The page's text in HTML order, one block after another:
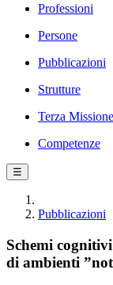
Professioni
Persone
Pubblicazioni
Strutture
Terza Missione
Competenze
☰
Pubblicazioni
Schemi
di ambienti